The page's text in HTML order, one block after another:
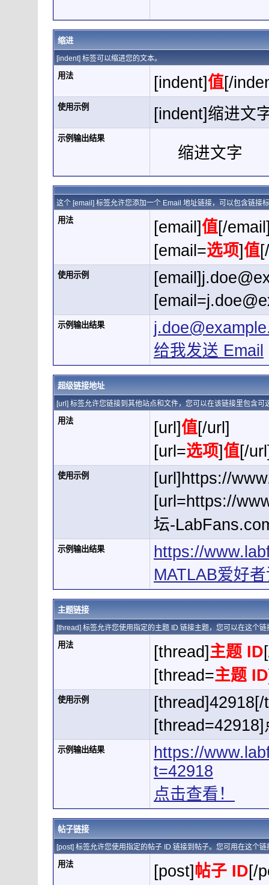
缩进
[indent] 标签可以缩进您的文本。
用法 [indent]值[/
使用示例 [indent]缩进文
示例输出结果
缩进文字
这个 [email] 标签允许您添加一个 Email 地址链接，可以包含链接
用法 [email]值[/
[email=选项]值
使用示例 [email]
[
示例输出结果
给我发送 Email
超级链接地址
[url] 标签允许您链接到其他站点和文件，您可以在该链接里包含可
用法 [url]值[/url]
[url=选项]值[/
使用示例
[url]https://
[url=https://
坛-
示例输出结果
https://
MATLAB爱好
主题链接
[thread] 标签允许您使用指定的主题 ID 链接主题，您可以在这个
用法 [thread]主题 ID
[thread=主题 ID
使用示例
示例输出结果
https://
t=42918
点击查看！
帖子链接
[post] 标签允许您使用指定的帖子 ID 链接到帖子。您可用在这个
用法 [post]帖子 ID[/